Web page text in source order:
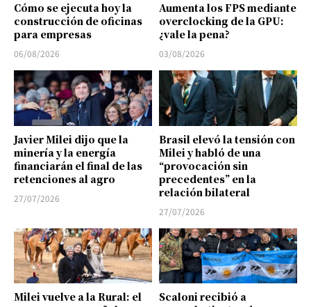
Cómo se ejecuta hoy la
construcción de oficinas
para empresas
06/08/2026
Aumenta los FPS mediante
overclocking de la GPU:
¿vale la pena?
03/08/2026
Javier Milei dijo que la
minería y la energía
financiarán el final de las
retenciones al agro
27/07/2026
Brasil elevó la tensión con
Milei y habló de una
“provocación sin
precedentes” en la
relación bilateral
27/07/2026
Milei vuelve a la Rural: el
Scaloni recibió a